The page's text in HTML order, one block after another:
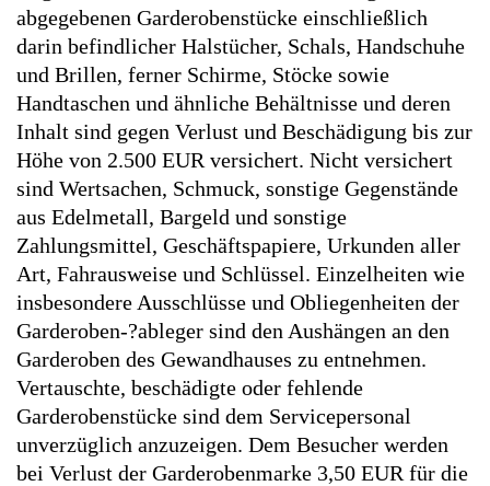
abgegebenen Garderobenstücke einschließlich
darin befindlicher Halstücher, Schals, Handschuhe
und Brillen, ferner Schirme, Stöcke sowie
Handtaschen und ähnliche Behältnisse und deren
Inhalt sind gegen Verlust und Beschädigung bis zur
Höhe von 2.500 EUR versichert. Nicht versichert
sind Wertsachen, Schmuck, sonstige Gegenstände
aus Edelmetall, Bargeld und sonstige
Zahlungsmittel, Geschäftspapiere, Urkunden aller
Art, Fahrausweise und Schlüssel. Einzelheiten wie
insbesondere Ausschlüsse und Obliegenheiten der
Garderoben-?ableger sind den Aushängen an den
Garderoben des Gewandhauses zu entnehmen.
Vertauschte, beschädigte oder fehlende
Garderobenstücke sind dem Servicepersonal
unverzüglich anzuzeigen. Dem Besucher werden
bei Verlust der Garderobenmarke 3,50 EUR für die